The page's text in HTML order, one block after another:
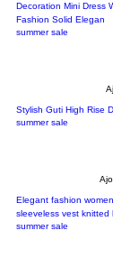
Decoration Mini Dress
Fashion Solid Elegan
summer sale
Stylish Guti High Rise
summer sale
Elegant fashion
sleeveless vest knitted
summer sale